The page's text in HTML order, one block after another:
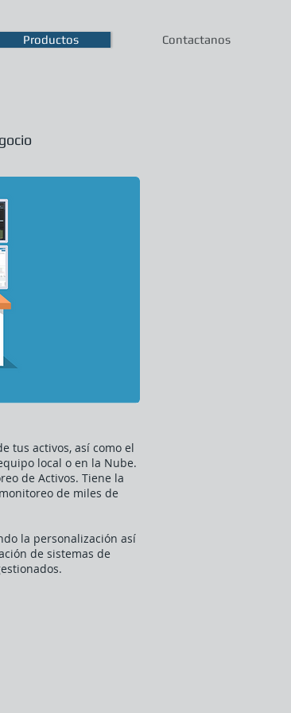
Productos Contactanos
tus activos, así como el
local o en la Nube.
de Activos. Tiene la
de miles de
la personalización así
de sistemas de